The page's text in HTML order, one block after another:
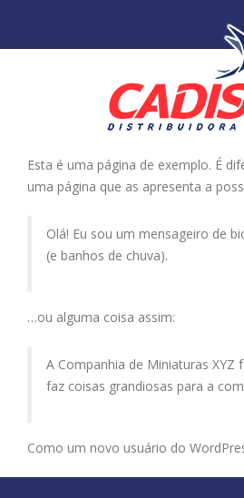
Esta é uma página de exemplo. É
uma página que as apresenta a
Olá! Eu sou um mensageiro de
(e banhos de chuva).
…ou alguma coisa assim:
A Companhia de Miniaturas
faz coisas grandiosas para a
Como um novo usuário do